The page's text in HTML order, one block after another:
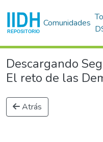
Comunidades
Descargando
El reto de las
Atrás